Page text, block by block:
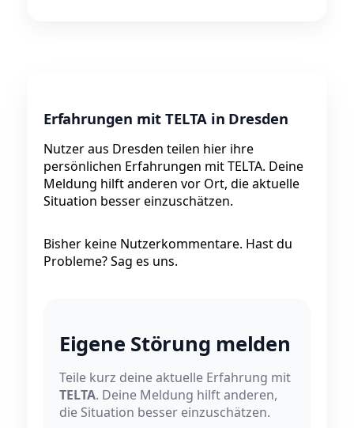
Erfahrungen mit TELTA in Dresden
Nutzer aus Dresden teilen hier ihre
persönlichen Erfahrungen mit TELTA. Deine
Meldung hilft anderen vor Ort, die aktuelle
Situation besser einzuschätzen.
Bisher keine Nutzerkommentare. Hast du
Probleme? Sag es uns.
Eigene Störung melden
Teile kurz deine aktuelle Erfahrung mit
TELTA. Deine Meldung hilft anderen,
die Situation besser einzuschätzen.